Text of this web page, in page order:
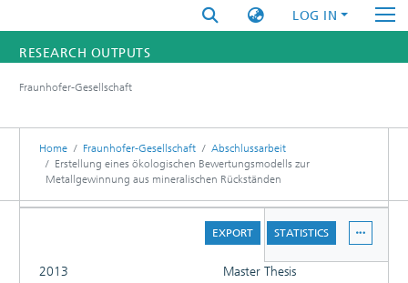
LOG IN
RESEARCH OUTPUTS
RESEARCHERS
INSTITUTES
Fraunhofer-Gesellschaft
Home Fraunhofer-Gesellschaft
Abschlussarbeit
Erstellung eines ökologischen Bewertungsmodells zur
Metallgewinnung aus mineralischen Rückständen
EXPORT STATISTICS
2013 Master Thesis